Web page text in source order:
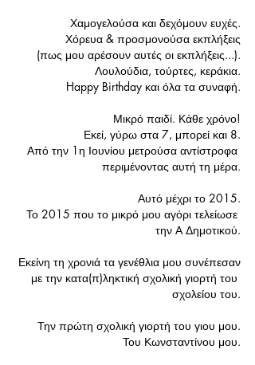
Χαμογελούσα και δεχόμουν ευχές.
Χόρευα & προσμονούσα εκπλήξεις
(πως μου αρέσουν αυτές οι εκπλήξεις...).
Λουλούδια, τούρτες, κεράκια.
Happy Birthday και όλα τα συναφή.
Μικρό παιδί. Κάθε χρόνο!
Εκεί, γύρω στα 7, μπορεί και 8.
Από την 1η Ιουνίου μετρούσα αντίστροφα
περιμένοντας αυτή τη μέρα.
Αυτό μέχρι το 2015.
Το 2015 που το μικρό μου αγόρι τελείωσε
την Α Δημοτικού.
Εκείνη τη χρονιά τα γενέθλια μου συνέπεσαν
με την κατα(π)ληκτική σχολική γιορτή του
σχολείου του.
Την πρώτη σχολική γιορτή του γιου μου.
Του Κωνσταντίνου μου.